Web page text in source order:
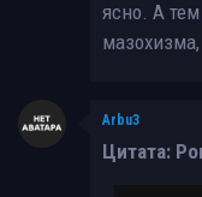
ясно. А
Arbu3
Цитата: